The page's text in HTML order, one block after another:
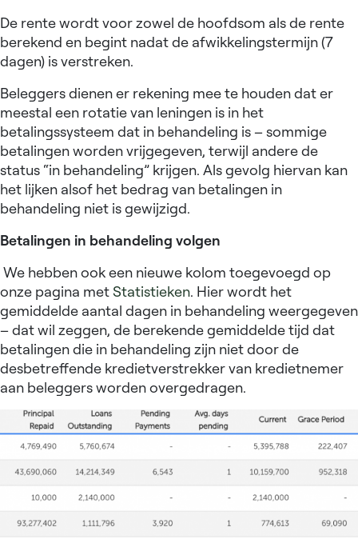
De rente wordt voor zowel de hoofdsom als de rente
berekend en begint nadat de afwikkelingstermijn (7
dagen) is verstreken.
Beleggers dienen er rekening mee te houden dat er
meestal een rotatie van leningen is in het
betalingssysteem dat in behandeling is – sommige
betalingen worden vrijgegeven, terwijl andere de
status “in behandeling” krijgen. Als gevolg hiervan kan
het lijken alsof het bedrag van betalingen in
behandeling niet is gewijzigd.
Betalingen in behandeling volgen
We hebben ook een nieuwe kolom toegevoegd op
onze pagina met Statistieken. Hier wordt het
gemiddelde aantal dagen in behandeling weergegeven
– dat wil zeggen, de berekende gemiddelde tijd dat
betalingen die in behandeling zijn niet door de
desbetreffende kredietverstrekker van kredietnemer
aan beleggers worden overgedragen.